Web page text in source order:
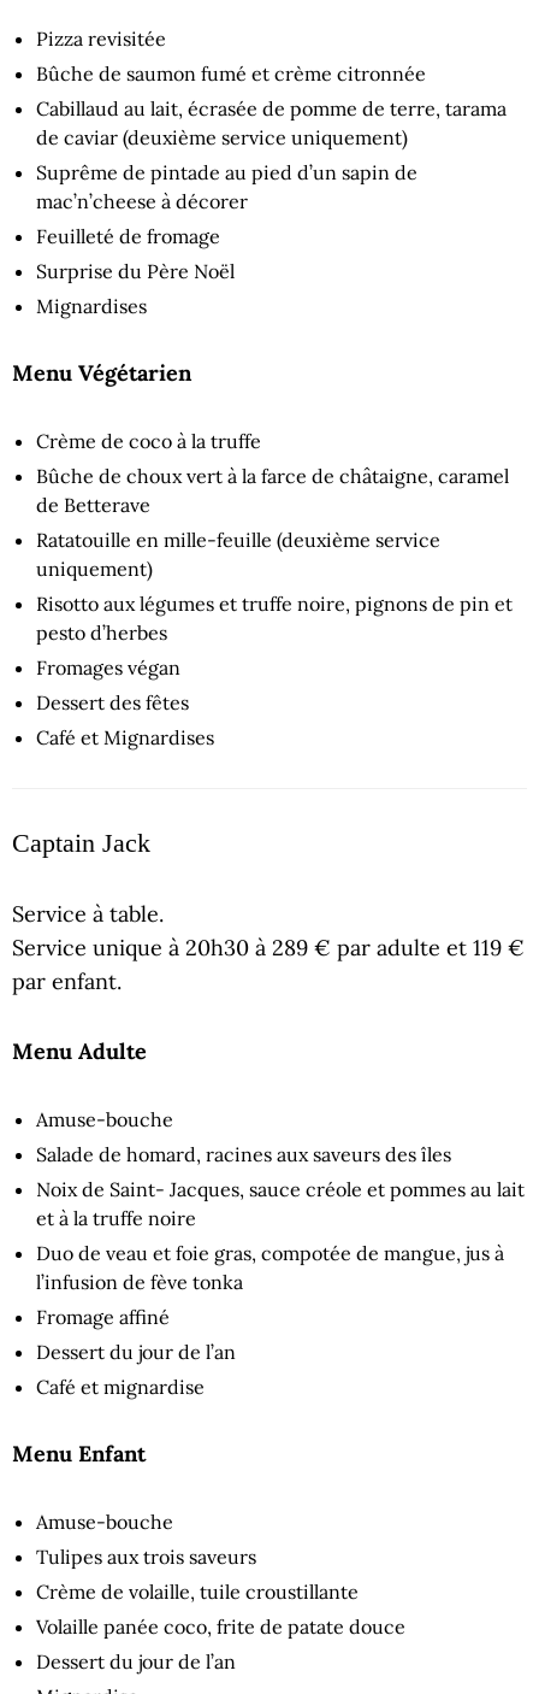
Pizza revisitée
Bûche de saumon fumé et crème citronnée
Cabillaud au lait, écrasée de pomme de terre, tarama
de caviar (deuxième service uniquement)
Suprême de pintade au pied d’un sapin de
mac’n’cheese à décorer
Feuilleté de fromage
Surprise du Père Noël
Mignardises
Menu Végétarien
Crème de coco à la truffe
Bûche de choux vert à la farce de châtaigne, caramel
de Betterave
Ratatouille en mille-feuille (deuxième service
uniquement)
Risotto aux légumes et truffe noire, pignons de pin et
pesto d’herbes
Fromages végan
Dessert des fêtes
Café et Mignardises
Captain Jack
Service à table.
Service unique à 20h30 à 289 € par adulte et 119 €
par enfant.
Menu Adulte
Amuse-bouche
Salade de homard, racines aux saveurs des îles
Noix de Saint- Jacques, sauce créole et pommes au lait
et à la truffe noire
Duo de veau et foie gras, compotée de mangue, jus à
l’infusion de fève tonka
Fromage affiné
Dessert du jour de l’an
Café et mignardise
Menu Enfant
Amuse-bouche
Tulipes aux trois saveurs
Crème de volaille, tuile croustillante
Volaille panée coco, frite de patate douce
Dessert du jour de l’an